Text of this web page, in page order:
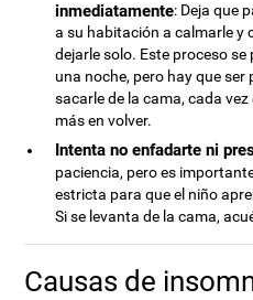
inmediatamente: Deja que
a su habitación a calmarle y
dejarle solo. Este proceso se
una noche, pero hay que
sacarle de la cama, cada
más en volver.
Intenta no enfadarte ni
paciencia, pero es
estricta para que el niño
Si se levanta de la cama,
Causas de